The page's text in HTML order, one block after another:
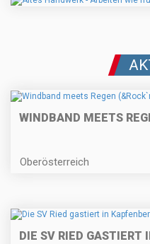
WINDBAND MEETS
Oberösterreich
DIE SV RIED GASTIERT